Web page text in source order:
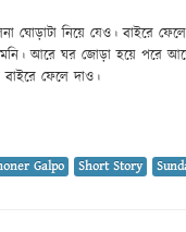
ঘোড়াটা নিয়ে যেও। বাইরে
আরে ঘর জোড়া হয়ে পরে
ফেলে দাও।
Galpo Short Story